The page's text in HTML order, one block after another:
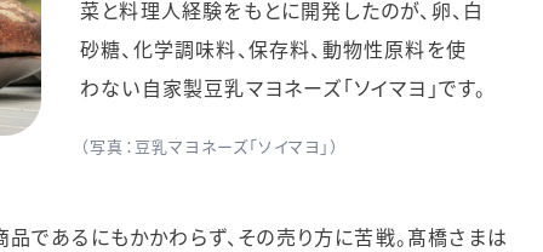
菜と料理人経験をもとに開発したのが、卵、白
砂糖、化学調味料、保存料、動物性原料を使
わない自家製豆乳マヨネーズ「ソイマヨ」です。
（写真：豆乳マヨネーズ「ソイマヨ」）
であるにもかかわらず、その売り方に苦戦。髙橋さまは